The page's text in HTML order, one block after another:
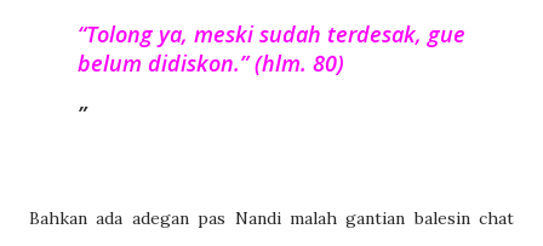
“Tolong ya, meski sudah terdesak, gue
belum didiskon.” (hlm. 80)
Bahkan ada adegan pas Nandi malah gantian balesin chat